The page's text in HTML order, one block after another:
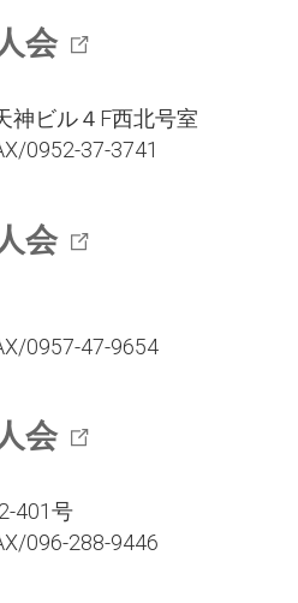
会
神ビル４F西北号室
0952-37-3741
会
0957-47-9654
会
401号
096-288-9446